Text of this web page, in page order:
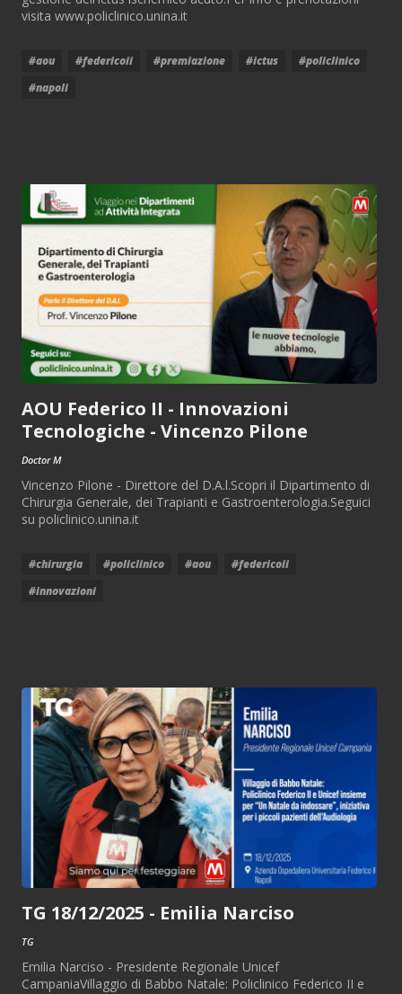
visita www.policlinico.unina.it
#aou #federicoii #premiazione #ictus
#policlinico
#napoli
AOU Federico II - Innovazioni
Tecnologiche - Vincenzo Pilone
Doctor M
Vincenzo Pilone - Direttore del D.A.l.Scopri il Dipartimento di
Chirurgia Generale, dei Trapianti e Gastroenterologia.Seguici
su policlinico.unina.it
#chirurgia #policlinico #aou
#federicoii
#innovazioni
TG 18/12/2025 - Emilia Narciso
TG
Emilia Narciso - Presidente Regionale Unicef
CampaniaVillaggio di Babbo Natale: Policlinico Federico II e